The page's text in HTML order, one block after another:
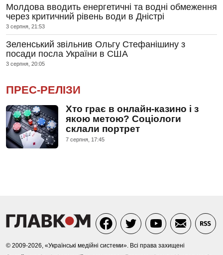
Молдова вводить енергетичні та водні обмеження
через критичний рівень води в Дністрі
3 серпня, 21:53
Зеленський звільнив Ольгу Стефанішину з
посади посла України в США
3 серпня, 20:05
ПРЕС-РЕЛІЗИ
Хто грає в онлайн-казино і з
якою метою? Соціологи
склали портрет
7 серпня, 17:45
© 2009-2026, «Українські медійні системи». Всі права захищені